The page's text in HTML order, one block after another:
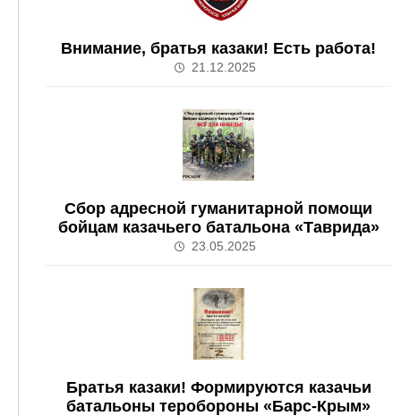
Внимание, братья казаки! Есть работа!
21.12.2025
Сбор адресной гуманитарной помощи
бойцам казачьего батальона «Таврида»
23.05.2025
Братья казаки! Формируются казачьи
батальоны теробороны «Барс-Крым»